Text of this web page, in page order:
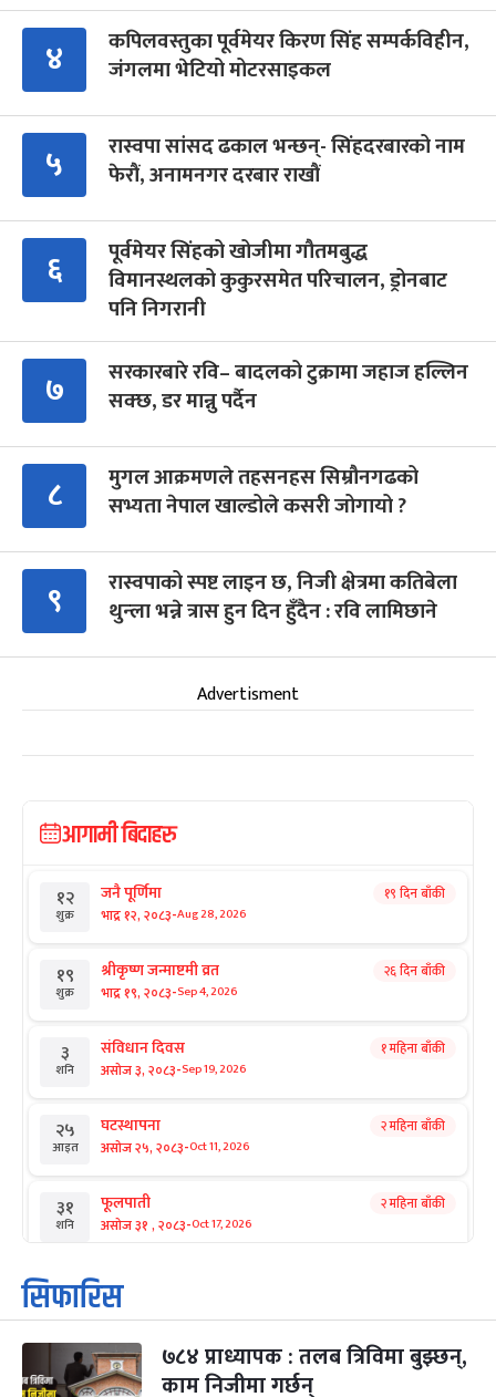
४
कपिलवस्तुका पूर्वमेयर किरण सिंह सम्पर्कविहीन,
जंगलमा भेटियो मोटरसाइकल
५
रास्वपा सांसद ढकाल भन्छन्- सिंहदरबारको नाम
फेरौं, अनामनगर दरबार राखौं
६
पूर्वमेयर सिंहको खोजीमा गौतमबुद्ध
विमानस्थलको कुकुरसमेत परिचालन, ड्रोनबाट
पनि निगरानी
७
सरकारबारे रवि– बादलको टुक्रामा जहाज हल्लिन
सक्छ, डर मान्नु पर्दैन
८
मुगल आक्रमणले तहसनहस सिम्रौनगढको
सभ्यता नेपाल खाल्डोले कसरी जोगायो ?
९
रास्वपाको स्पष्ट लाइन छ, निजी क्षेत्रमा कतिबेला
थुन्ला भन्ने त्रास हुन दिन हुँदैन : रवि लामिछाने
Advertisment
आगामी बिदाहरु
१२
शुक्र
जनै पूर्णिमा
भाद्र १२, २०८३-Aug 28, 2026
१९ दिन बाँकी
१९
शुक्र
श्रीकृष्ण जन्माष्टमी व्रत
भाद्र १९, २०८३-Sep 4, 2026
२६ दिन बाँकी
३
शनि
संविधान दिवस
असोज ३, २०८३-Sep 19, 2026
१ महिना बाँकी
२५
आइत
घटस्थापना
असोज २५, २०८३-Oct 11, 2026
२ महिना बाँकी
३१
शनि
फूलपाती
असोज ३१ , २०८३-Oct 17, 2026
२ महिना बाँकी
१
आइत
कार्तिक सङ्क्रान्ति
कार्तिक १, २०८३
३
मंगल
महानवमी
कार्तिक ३, २०८३-Oct 20, 2026
२ महिना बाँकी
सिफारिस
७८४ प्राध्यापक : तलब त्रिविमा बुझ्छन्,
काम निजीमा गर्छन्